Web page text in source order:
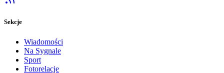
Sekcje
Wiadomości
Na Sygnale
Sport
Fotorelacje